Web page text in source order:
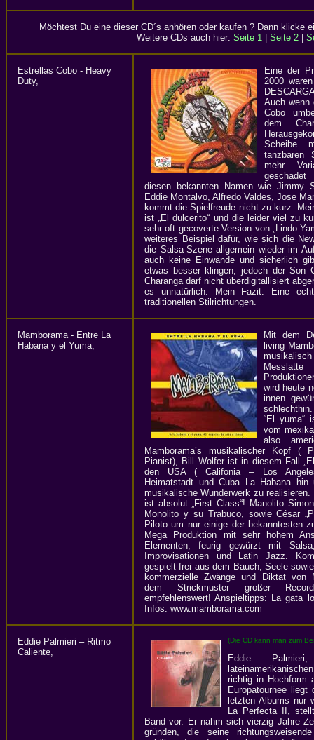
Möchtest Du eine dieser CD´s anhören oder kaufen ? Dann klicke
Weitere CDs auch hier: Seite 1 Seite 2
Estrellas Cobo - Heavy
Duty,
Eine der
2000
Auch wenn
Cobo
dem
Scheibe
tanzbaren
mehr
diesen bekannten Namen wie Jimmy
Eddie Montalvo, Alfredo Valdes, Jose
kommt die Spielfreude nicht zu kurz.
ist „El dulcerito“ und die leider viel zu
sehr oft gecoverte Version von „Lindo
weiteres Beispiel dafür, wie sich die
die Salsa-Szene allgemein wieder im
auch keine Einwände und sicherlich
etwas besser klingen, jedoch der Son
Charanga darf nicht überdigitallisiert
es unnatürlich. Mein Fazit: Eine
traditionellen Stilrichtungen.
Mamborama - Entre La
Habana y el Yuma,
Mit dem
living
wird heute
innen
schlechthin.
“El yuma“
vom
also
Mamborama’s musikalischer Kopf (
Pianist), Bill Wolfer ist in diesem Fall
den USA ( Califonia – Los
Heimatstadt und Cuba La Habana
musikalische Wunderwerk zu
ist absolut „First Class“! Manolito
Monolito y su Trabuco, sowie César
Piloto um nur einige der bekanntesten
Mega Produktion mit sehr hohem
Elementen, feurig gewürzt mit
Improvisationen und Latin Jazz.
gespielt frei aus dem Bauch, Seele
kommerzielle Zwänge und Diktat von
dem Strickmuster großer
empfehlenswert! Anspieltipps: La gata
Infos: www.mamborama.com
Eddie Palmieri – Ritmo
Caliente,
(Die CD kann man zum
Eddie
richtig in Hochform
Europatournee liegt
letzten Albums nur
La Perfecta II,
Band vor. Er nahm sich vierzig Jahre
gründen, die seine